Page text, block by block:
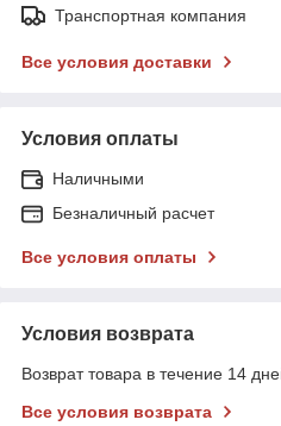
Транспортная компания
Все условия доставки
Условия оплаты
Наличными
Безналичный расчет
Все условия оплаты
Условия возврата
Возврат товара в течение 14
Все условия возврата